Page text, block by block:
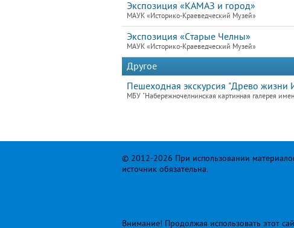
Экспозиция «КАМАЗ и город»
МАУК «Историко-Краеведческий Музей»
Экспозиция «Старые Челны»
МАУК «Историко-Краеведческий Музей»
Другое
Пешеходная экскурсия "Древо жизни
МБУ "Набережночелнинская картинная галерея
© 2012-2026 При использовании
источник обязательна.
Внимание! Продолжая использовать этот